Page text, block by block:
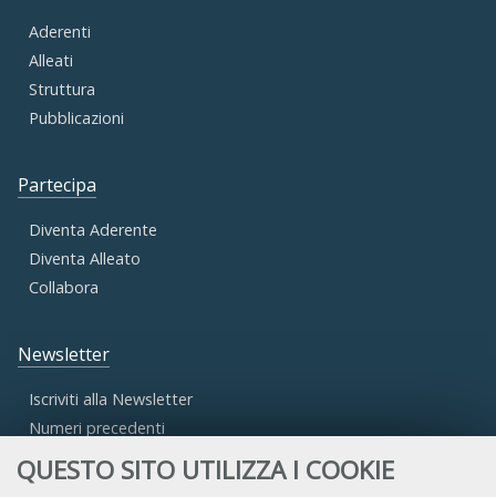
QUESTO SITO UTILIZZA I COOKIE
Aderenti
Alleati
Struttura
Pubblicazioni
Partecipa
Diventa Aderente
Diventa Alleato
Collabora
Newsletter
Iscriviti alla Newsletter
Numeri precedenti